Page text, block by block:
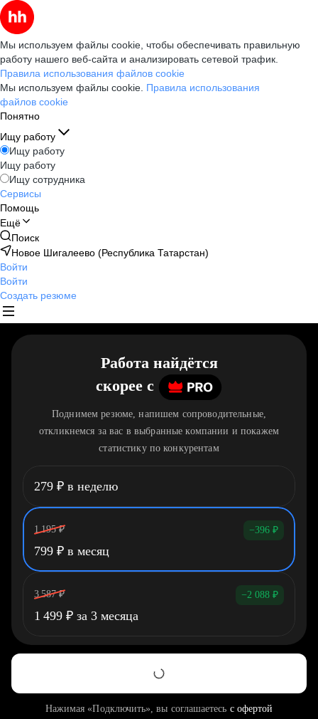
Мы используем файлы cookie, чтобы обеспечивать правильную
работу нашего веб-сайта и анализировать сетевой трафик.
Правила использования файлов cookie
Мы используем файлы cookie. Правила использования
файлов cookie
Понятно
Ищу работу
Ищу работу
Ищу работу
Ищу сотрудника
Сервисы
Помощь
Ещё
Поиск
Новое Шигалеево (Республика Татарстан)
Войти
Войти
Создать резюме
Работа найдётся
скорее c
Поднимем резюме, напишем сопроводительные,
откликнемся за вас в выбранные компании и покажем
статистику по конкурентам
279 ₽ в неделю
1 195 ₽ −396 ₽
799 ₽ в месяц
3 587 ₽ −2 088 ₽
1 499 ₽ за 3 месяца
Нажимая «Подключить», вы соглашаетесь с офертой